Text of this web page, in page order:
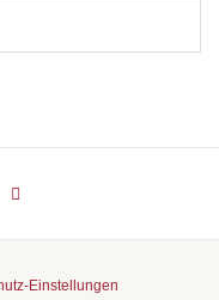
Einstellungen